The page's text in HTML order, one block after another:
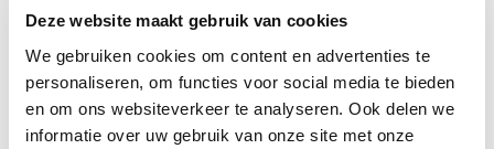
Deze website maakt gebruik van cookies
We gebruiken cookies om content en advertenties te
personaliseren, om functies voor social media te bieden
en om ons websiteverkeer te analyseren. Ook delen we
informatie over uw gebruik van onze site met onze
deuropening.
binnen als buiten ingezet kan worden. Door de wielen verplaats
je de steiger eenvoudig tijdens je werkzaamheden. Rolsteigers
zijn beschikbaar in verschillende hoogtes en zijn geschikt voor